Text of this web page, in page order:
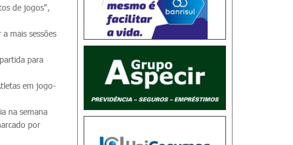
de jogos",
mais sessões
para
em jogo-
na semana
por